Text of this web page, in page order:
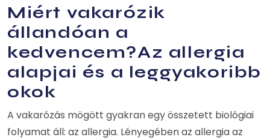
Miért vakarózik
állandóan a
kedvencem?Az allergia
alapjai és a leggyakoribb
okok
A vakarózás mögött gyakran egy összetett biológiai
folyamat áll: az allergia. Lényegében az allergia az